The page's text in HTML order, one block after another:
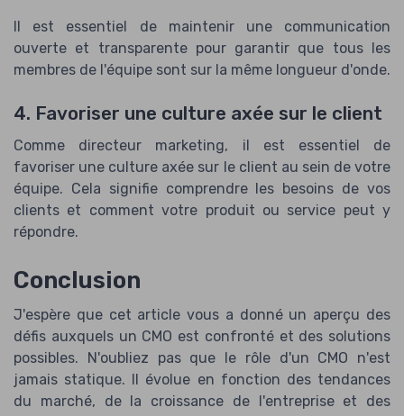
Il est essentiel de maintenir une communication
ouverte et transparente pour garantir que tous les
membres de l'équipe sont sur la même longueur d'onde.
4. Favoriser une culture axée sur le client
Comme directeur marketing, il est essentiel de
favoriser une culture axée sur le client au sein de votre
équipe. Cela signifie comprendre les besoins de vos
clients et comment votre produit ou service peut y
répondre.
Conclusion
J'espère que cet article vous a donné un aperçu des
défis auxquels un CMO est confronté et des solutions
possibles. N'oubliez pas que le rôle d'un CMO n'est
jamais statique. Il évolue en fonction des tendances
du marché, de la croissance de l'entreprise et des